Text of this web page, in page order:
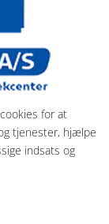
for at
tjenester, hjælpe
indsats og